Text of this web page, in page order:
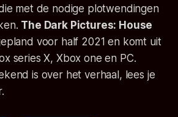
met de nodige plotwendingen
The Dark Pictures: House
voor half 2021 en komt uit
series X, Xbox one en PC.
is over het verhaal, lees je